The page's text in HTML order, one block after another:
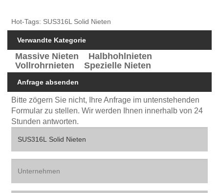
Hot-Tags: SUS316L Solid Nieten
Verwandte Kategorie
Massive Nieten
Halbhohlnieten
Vollrohrnieten
Spezielle Nieten
Anfrage absenden
Bitte zögern Sie nicht, Ihre Anfrage im untenstehenden
Formular zu stellen. Wir werden Ihnen innerhalb von 24
Stunden antworten.